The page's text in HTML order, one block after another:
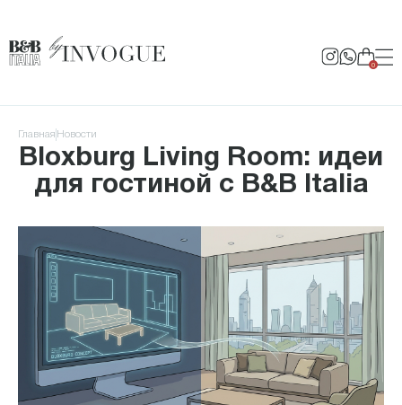
0
Главная Новости
Bloxburg Living Room: идеи
для гостиной с B&B Italia